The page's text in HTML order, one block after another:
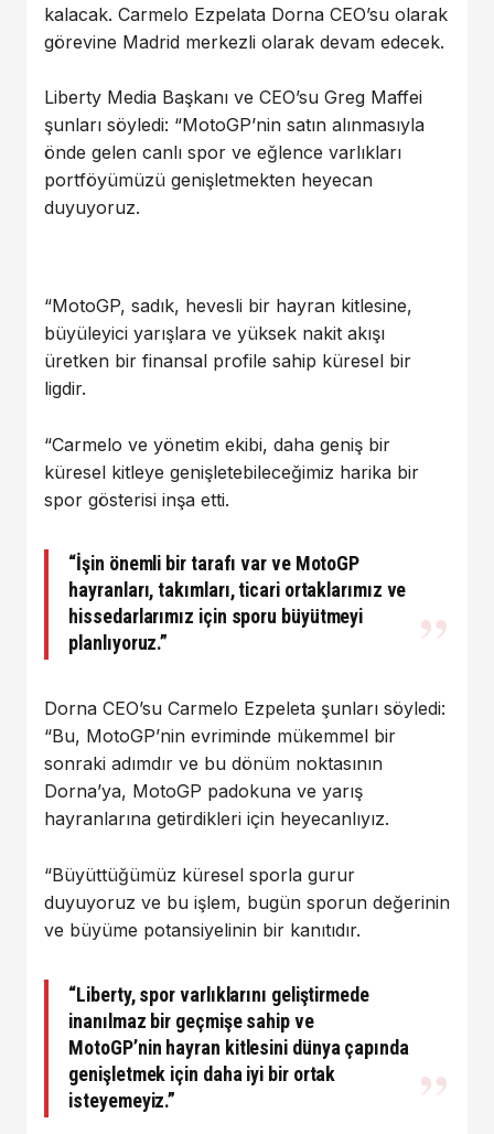
kalacak. Carmelo Ezpelata Dorna CEO’su olarak
görevine Madrid merkezli olarak devam edecek.
Liberty Media Başkanı ve CEO’su Greg Maffei
şunları söyledi: “MotoGP’nin satın alınmasıyla
önde gelen canlı spor ve eğlence varlıkları
portföyümüzü genişletmekten heyecan
duyuyoruz.
“MotoGP, sadık, hevesli bir hayran kitlesine,
büyüleyici yarışlara ve yüksek nakit akışı
üretken bir finansal profile sahip küresel bir
ligdir.
“Carmelo ve yönetim ekibi, daha geniş bir
küresel kitleye genişletebileceğimiz harika bir
spor gösterisi inşa etti.
“İşin önemli bir tarafı var ve MotoGP
hayranları, takımları, ticari ortaklarımız ve
hissedarlarımız için sporu büyütmeyi
planlıyoruz.”
Dorna CEO’su Carmelo Ezpeleta şunları söyledi:
“Bu, MotoGP’nin evriminde mükemmel bir
sonraki adımdır ve bu dönüm noktasının
Dorna’ya, MotoGP padokuna ve yarış
hayranlarına getirdikleri için heyecanlıyız.
“Büyüttüğümüz küresel sporla gurur
duyuyoruz ve bu işlem, bugün sporun değerinin
ve büyüme potansiyelinin bir kanıtıdır.
“Liberty, spor varlıklarını geliştirmede
inanılmaz bir geçmişe sahip ve
MotoGP’nin hayran kitlesini dünya çapında
genişletmek için daha iyi bir ortak
isteyemeyiz.”